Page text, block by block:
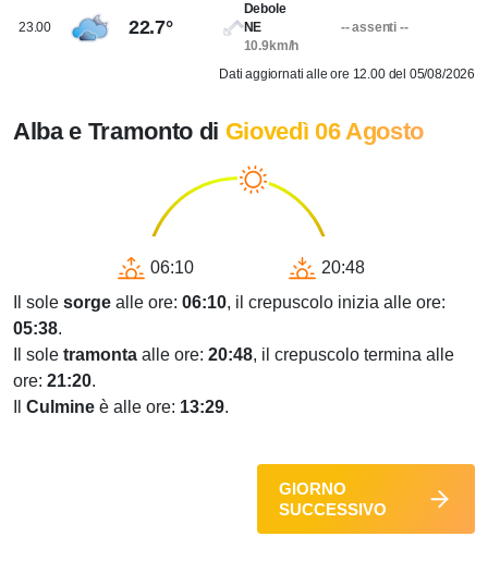
23.00 22.7°
Debole
NE
10.9km/h
-- assenti --
Dati aggiornati alle ore 12.00 del 05/08/2026
Alba e Tramonto di Giovedì 06 Agosto
06:10
20:48
Il sole sorge alle ore: 06:10, il crepuscolo inizia alle ore:
05:38.
Il sole tramonta alle ore: 20:48, il crepuscolo termina alle
ore: 21:20.
Culmine è alle ore: 13:29.
GIORNO
SUCCESSIVO